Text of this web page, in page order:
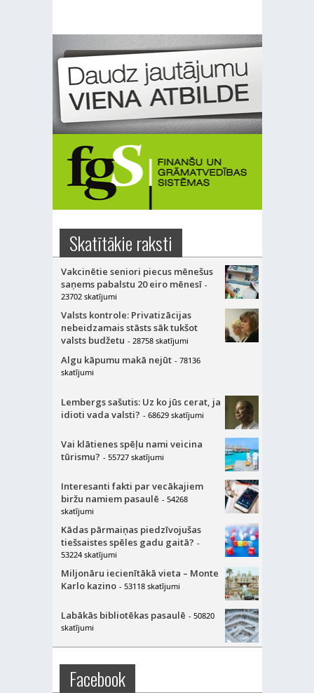
Skatītākie raksti
Vakcinētie seniori piecus mēnešus
saņems pabalstu 20 eiro mēnesī -
23702 skatījumi
Valsts kontrole: Privatizācijas
nebeidzamais stāsts sāk tukšot
valsts budžetu - 28758 skatījumi
Algu kāpumu makā nejūt - 78136
skatījumi
Lembergs sašutis: Uz ko jūs cerat, ja
idioti vada valsti? - 68629 skatījumi
Vai klātienes spēļu nami veicina
tūrismu? - 55727 skatījumi
Interesanti fakti par vecākajiem
biržu namiem pasaulē - 54268
skatījumi
Kādas pārmaiņas piedzīvojušas
tiešsaistes spēles gadu gaitā? -
53224 skatījumi
Miljonāru iecienītākā vieta – Monte
Karlo kazino - 53118 skatījumi
Labākās bibliotēkas pasaulē - 50820
skatījumi
Facebook